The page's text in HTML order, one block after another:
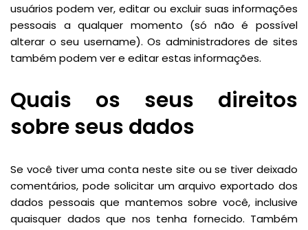
usuários podem ver, editar ou excluir suas informações
pessoais a qualquer momento (só não é possível
alterar o seu username). Os administradores de sites
também podem ver e editar estas informações.
Quais os seus direitos
sobre seus dados
Se você tiver uma conta neste site ou se tiver deixado
comentários, pode solicitar um arquivo exportado dos
dados pessoais que mantemos sobre você, inclusive
quaisquer dados que nos tenha fornecido. Também